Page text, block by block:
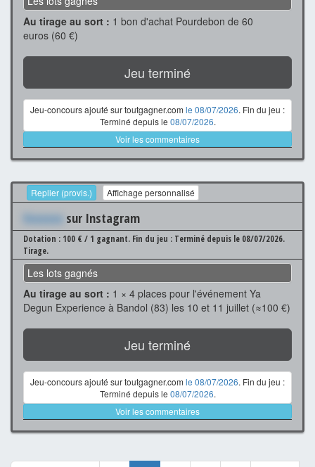
Au tirage au sort : 1 bon d'achat Pourdebon de 60
euros (60 €)
Jeu terminé
Jeu-concours ajouté sur toutgagner.com le 08/07/2026. Fin du jeu :
Terminé depuis le 08/07/2026.
Voir les commentaires
Replier (provis.) Affichage personnalisé
Xxxxxxx sur Instagram
Dotation : 100 € / 1 gagnant. Fin du jeu : Terminé depuis le 08/07/2026.
Tirage.
Les lots gagnés
Au tirage au sort : 1 × 4 places pour l'événement Ya
Degun Experience à Bandol (83) les 10 et 11 juillet (≈100 €)
Jeu terminé
Jeu-concours ajouté sur toutgagner.com le 08/07/2026. Fin du jeu :
Terminé depuis le 08/07/2026.
Voir les commentaires